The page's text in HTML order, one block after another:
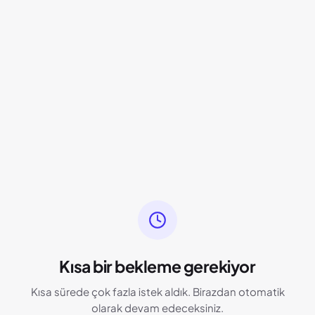
Kısa bir bekleme gerekiyor
Kısa sürede çok fazla istek aldık. Birazdan otomatik
olarak devam edeceksiniz.